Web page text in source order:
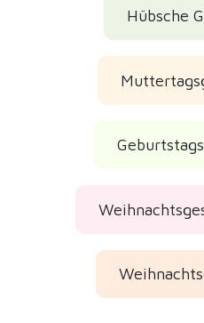
Hübsche